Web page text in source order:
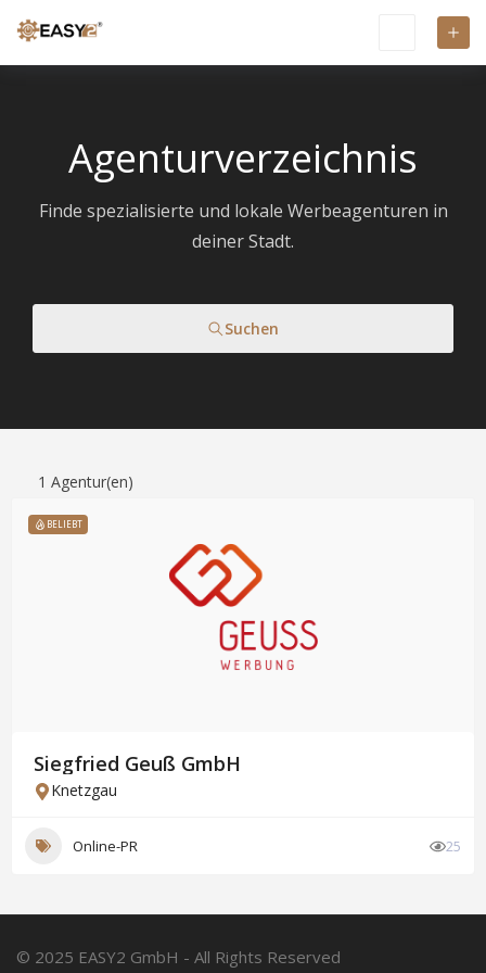
Agenturverzeichnis
Finde spezialisierte und lokale Werbeagenturen in
deiner Stadt.
Suchen
1 Agentur(en)
BELIEBT
Siegfried Geuß GmbH
Knetzgau
Online-PR 25
© 2025 EASY2 GmbH - All Rights Reserved